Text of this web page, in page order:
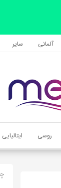
آلمانی سایر
روسی ایتالیایی
را با دوستان خود
کپی لینک